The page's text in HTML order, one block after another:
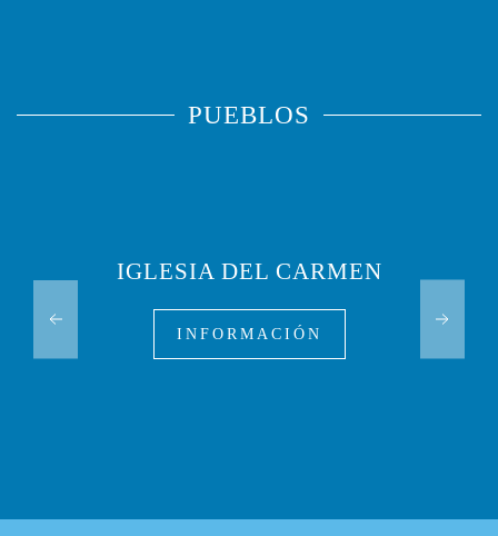
PUEBLOS
IGLESIA DEL CARMEN
INFORMACIÓN